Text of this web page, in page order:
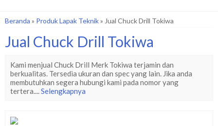
Beranda » Produk Lapak Teknik» Jual Chuck Drill Tokiwa
Jual Chuck Drill Tokiwa
Kami menjual Chuck Drill Merk Tokiwa terjamin dan
berkualitas. Tersedia ukuran dan spec yang lain. Jika anda
membutuhkan segera hubungi kami pada nomor yang
tertera....Selengkapnya